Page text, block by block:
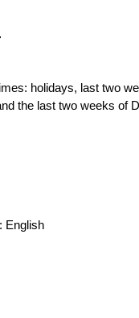
holidays, last two
the last two weeks of
English